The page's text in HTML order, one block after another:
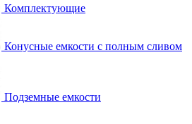
Комплектующие
Конусные емкости с полным сливом
Подземные емкости